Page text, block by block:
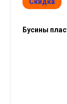
Скидка
Бусины